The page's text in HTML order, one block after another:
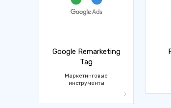
Google Remarketing
Tag
Маркетинговые
инструменты